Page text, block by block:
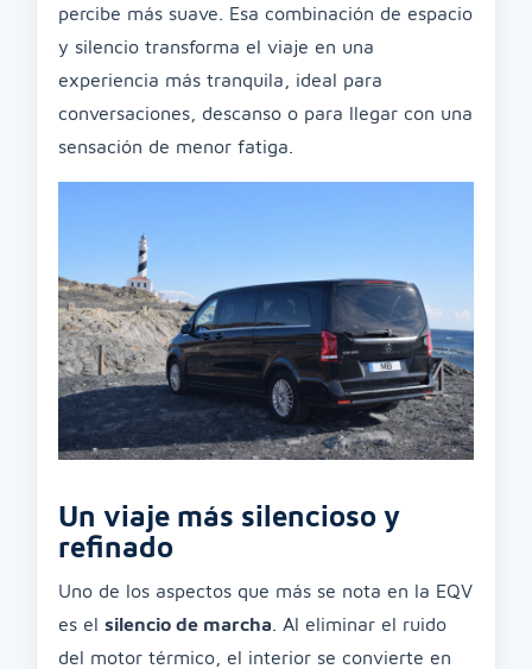
percibe más suave. Esa combinación de espacio
y silencio transforma el viaje en una
experiencia más tranquila, ideal para
conversaciones, descanso o para llegar con una
sensación de menor fatiga.
Un viaje más silencioso y
refinado
Uno de los aspectos que más se nota en la EQV
es el silencio de marcha . Al eliminar el ruido
del motor térmico, el interior se convierte en